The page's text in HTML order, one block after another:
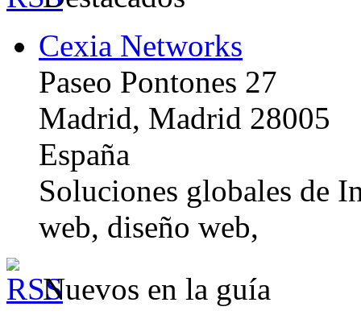
Cexia Networks
Paseo Pontones 27
Madrid, Madrid 28005
España
Soluciones globales de
web, diseño web,
Nuevos en la guía